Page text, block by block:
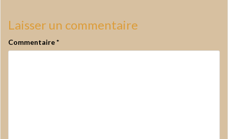
Laisser un commentaire
Commentaire*